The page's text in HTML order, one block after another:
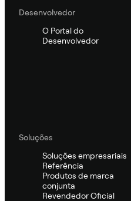
Desenvolvedor
O Portal do
Desenvolvedor
Soluções
Soluções empresariais
Referência
Produtos de marca
conjunta
Revendedor Oficial